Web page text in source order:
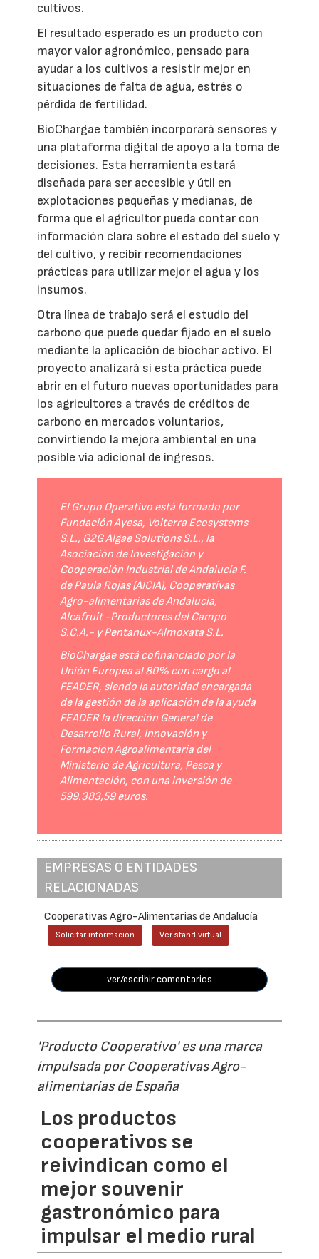
cultivos.
El resultado esperado es un producto con
mayor valor agronómico, pensado para
ayudar a los cultivos a resistir mejor en
situaciones de falta de agua, estrés o
pérdida de fertilidad.
BioChargae también incorporará sensores y
una plataforma digital de apoyo a la toma de
decisiones. Esta herramienta estará
diseñada para ser accesible y útil en
explotaciones pequeñas y medianas, de
forma que el agricultor pueda contar con
información clara sobre el estado del suelo y
del cultivo, y recibir recomendaciones
prácticas para utilizar mejor el agua y los
insumos.
Otra línea de trabajo será el estudio del
carbono que puede quedar fijado en el suelo
mediante la aplicación de biochar activo. El
proyecto analizará si esta práctica puede
abrir en el futuro nuevas oportunidades para
los agricultores a través de créditos de
carbono en mercados voluntarios,
convirtiendo la mejora ambiental en una
posible vía adicional de ingresos.
El Grupo Operativo está formado por
Fundación Ayesa, Volterra Ecosystems
S.L., G2G Algae Solutions S.L., la
Asociación de Investigación y
Cooperación Industrial de Andalucía F.
de Paula Rojas (AICIA), Cooperativas
Agro-alimentarias de Andalucía,
Alcafruit -Productores del Campo
S.C.A.- y Pentanux-Almoxata S.L.
BioChargae está cofinanciado por la
Unión Europea al 80% con cargo al
FEADER, siendo la autoridad encargada
de la gestión de la aplicación de la ayuda
FEADER la dirección General de
Desarrollo Rural, Innovación y
Formación Agroalimentaria del
Ministerio de Agricultura, Pesca y
Alimentación, con una inversión de
599.383,59 euros.
EMPRESAS O ENTIDADES
RELACIONADAS
Cooperativas Agro-Alimentarias de Andalucía
Solicitar información Ver stand virtual
ver/escribir comentarios
'Producto Cooperativo' es una marca
impulsada por Cooperativas Agro-
alimentarias de España
Los productos
cooperativos se
reivindican como el
mejor souvenir
gastronómico para
impulsar el medio rural